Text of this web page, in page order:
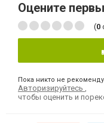
Оцените
(0
Пока никто не
Авторизируйтесь
чтобы оценить и